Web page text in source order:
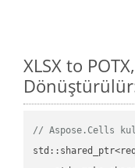
XLSX to
// Aspose.Cells